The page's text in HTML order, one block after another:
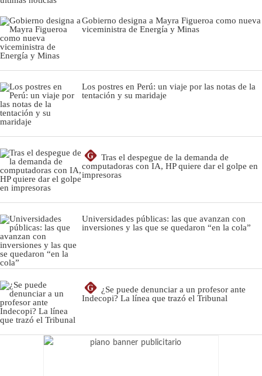
Gobierno designa a Mayra Figueroa como nueva
viceministra de Energía y Minas
Los postres en Perú: un viaje por las notas de la
tentación y su maridaje
G
Tras el despegue de la demanda de
computadoras con IA, HP quiere dar el golpe en
impresoras
Universidades públicas: las que avanzan con
inversiones y las que se quedaron “en la cola”
G
¿Se puede denunciar a un profesor ante
Indecopi? La línea que trazó el Tribunal